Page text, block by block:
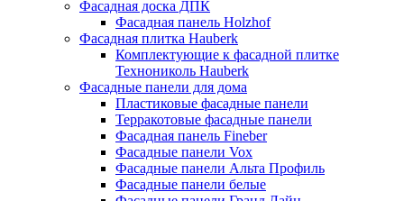
Фасадная доска ДПК
Фасадная панель Holzhof
Фасадная плитка Hauberk
Комплектующие к фасадной плитке
Технониколь Hauberk
Фасадные панели для дома
Пластиковые фасадные панели
Терракотовые фасадные панели
Фасадная панель Fineber
Фасадные панели Vox
Фасадные панели Альта Профиль
Фасадные панели белые